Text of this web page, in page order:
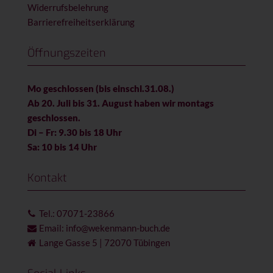
Widerrufsbelehrung
Barrierefreiheitserklärung
Öffnungszeiten
Mo geschlossen (bis einschl.31.08.)
Ab 20. Juli bis 31. August haben wir montags
geschlossen.
Di – Fr: 9.30 bis 18 Uhr
Sa: 10 bis 14 Uhr
Kontakt
Tel.: 07071-23866
Email: info@wekenmann-buch.de
Lange Gasse 5 | 72070 Tübingen